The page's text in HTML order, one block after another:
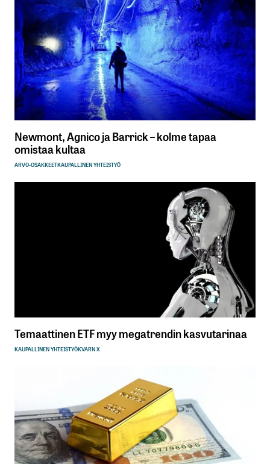
Newmont, Agnico ja Barrick – kolme tapaa
omistaa kultaa
ARVO-OSAKKEETKAUPALLINEN YHTEISTYÖ
Temaattinen ETF myy megatrendin kasvutarinaa
KAUPALLINEN YHTEISTYÖKVARN X